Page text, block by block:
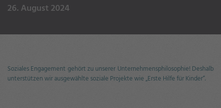
26. August 2024
Soziales Engagement gehört zu unserer Unternehmensphilosophie! Deshalb
unterstützen wir ausgewählte soziale Projekte wie „Erste Hilfe für Kinder“.